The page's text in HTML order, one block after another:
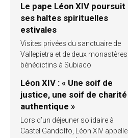
Le pape Léon XIV poursuit
ses haltes spirituelles
estivales
Visites privées du sanctuaire de
Vallepietra et de deux monastères
bénédictins à Subiaco
Léon XIV : « Une soif de
justice, une soif de charité
authentique »
Lors d’un déjeuner solidaire à
Castel Gandolfo, Léon XIV appelle